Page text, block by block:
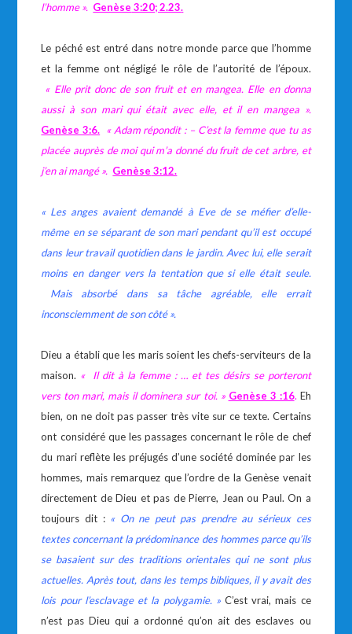
l’homme ». Genèse 3:20; 2.23.
Le péché est entré dans notre monde parce que l’homme
et la femme ont négligé le rôle de l’autorité de l’époux.
« Elle prit donc de son fruit et en mangea. Elle en donna
aussi à son mari qui était avec elle, et il en mangea ».
Genèse 3:6. « Adam répondit : – C’est la femme que tu as
placée auprès de moi qui m’a donné du fruit de cet arbre, et
j’en ai mangé ». Genèse 3:12.
« Les anges avaient demandé à Eve de se méfier d’elle-
même en se séparant de son mari pendant qu’il est occupé
dans leur travail quotidien dans le jardin. Avec lui, elle serait
moins en danger vers la tentation que si elle était seule.
Mais absorbé dans sa tâche agréable, elle errait
inconsciemment de son côté ».
Dieu a établi que les maris soient les chefs-serviteurs de la
maison. « Il dit à la femme : … et tes désirs se porteront
vers ton mari, mais il dominera sur toi. » Genèse 3 :16. Eh
bien, on ne doit pas passer très vite sur ce texte. Certains
ont considéré que les passages concernant le rôle de chef
du mari reflète les préjugés d’une société dominée par les
hommes, mais remarquez que l’ordre de la Genèse venait
directement de Dieu et pas de Pierre, Jean ou Paul. On a
toujours dit : « On ne peut pas prendre au sérieux ces
textes concernant la prédominance des hommes parce qu’ils
se basaient sur des traditions orientales qui ne sont plus
actuelles. Après tout, dans les temps bibliques, il y avait des
lois pour l’esclavage et la polygamie. » C’est vrai, mais ce
n’est pas Dieu qui a ordonné qu’on ait des esclaves ou